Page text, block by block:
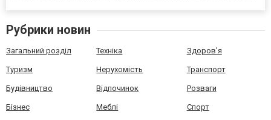
Рубрики новин
Загальний розділ Техніка Здоров'я
Туризм Нерухомість Транспорт
Будівництво Відпочинок Розваги
Бізнес Меблі Спорт